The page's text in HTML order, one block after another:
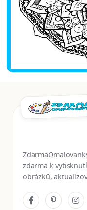
zdarma k
obrázků,